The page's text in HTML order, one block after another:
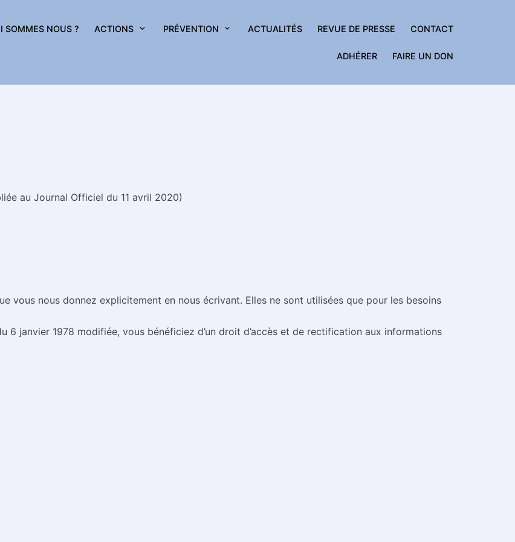
SOMMES NOUS ? ACTIONS PRÉVENTION ACTUALITÉS REVUE DE PRESSE CONTACT
ADHÉRER FAIRE UN DON
au Journal Officiel du 11 avril 2020)
vous nous donnez explicitement en nous écrivant. Elles ne sont utilisées que pour les besoins
janvier 1978 modifiée, vous bénéficiez d’un droit d’accès et de rectification aux informations